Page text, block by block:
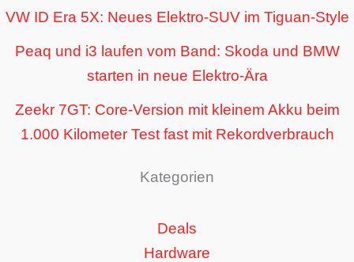
VW ID Era 5X: Neues Elektro-SUV im Tiguan-Style
Peaq und i3 laufen vom Band: Skoda und BMW
starten in neue Elektro-Ära
Zeekr 7GT: Core-Version mit kleinem Akku beim
1.000 Kilometer Test fast mit Rekordverbrauch
Kategorien
Deals
Hardware